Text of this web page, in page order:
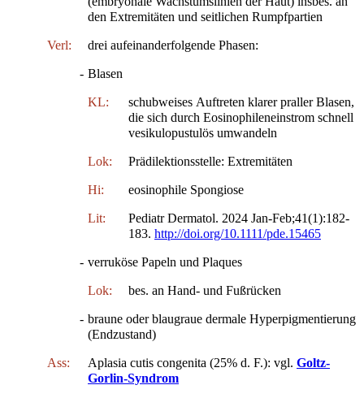
den Extremitäten und seitlichen Rumpfpartien
Verl: drei aufeinanderfolgende Phasen:
- Blasen
KL:
schubweises Auftreten klarer praller Blasen,
die sich durch Eosinophileneinstrom schnell
vesikulopustulös umwandeln
Lok: Prädilektionsstelle: Extremitäten
Hi: eosinophile Spongiose
Lit:
Pediatr Dermatol. 2024 Jan-Feb;41(1):182-
183. http://doi.org/10.1111/pde.15465
- verruköse Papeln und Plaques
Lok: bes. an Hand- und Fußrücken
- braune oder blaugraue dermale Hyperpigmentierung
(Endzustand)
Ass: Aplasia cutis congenita (25% d. F.): vgl. Goltz-
Gorlin-Syndrom